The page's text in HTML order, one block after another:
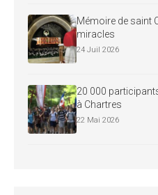
Mémoire de saint
miracles
24 Juil 2026
20 000
à Chartres
22 Mai 2026